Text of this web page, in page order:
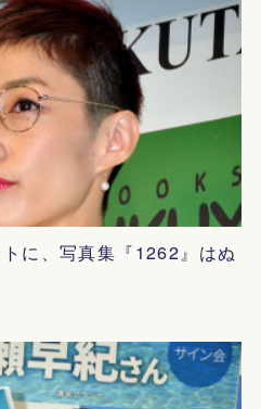
に、写真集『1262』はぬ